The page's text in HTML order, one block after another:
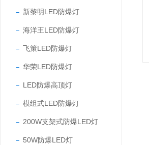
新黎明LED防爆灯
海洋王LED防爆灯
飞策LED防爆灯
华荣LED防爆灯
LED防爆高顶灯
模组式LED防爆灯
200W支架式防爆LED灯
50W防爆LED灯